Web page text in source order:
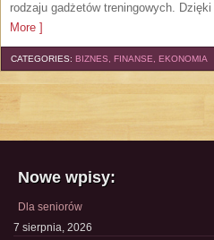
rodzaju gadżetów treningowych.
More ]
CATEGORIES: BIZNES, FINANSE, EKONOMIA
Nowe wpisy:
Dla seniorów
7 sierpnia, 2026